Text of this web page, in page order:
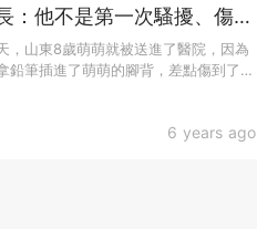
6 years ago
他不是第一次騷擾、傷害
，山東8歲萌萌就被送進了醫院，因為
鉛筆插進了萌萌的腳背，差點傷到了